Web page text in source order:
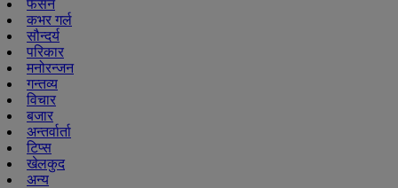
फेसन
कभर गर्ल
सौन्दर्य
परिकार
मनोरन्जन
गन्तव्य
विचार
बजार
अन्तर्वार्ता
टिप्स
खेलकुद
अन्य